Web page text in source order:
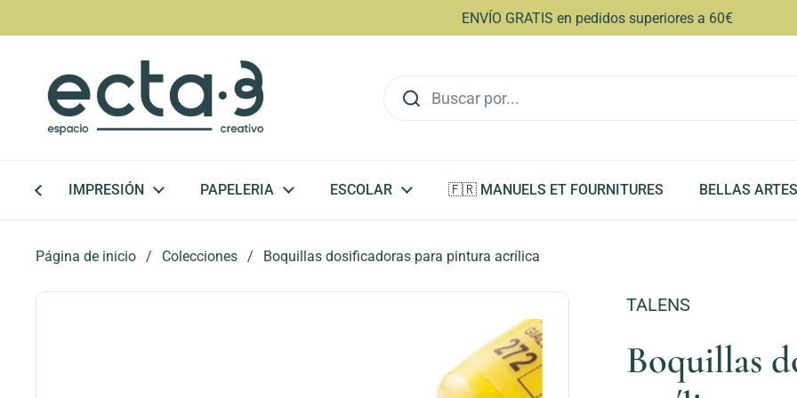
ENVÍO GRATIS en pedidos superiores a 60€
IMPRESIÓN PAPELERIA ESCOLAR 🇫🇷 MANUELS ET FOURNITURES BELLAS ARTES
Página de inicio / Colecciones / Boquillas dosificadoras para pintura acrílica
TALENS
Boquillas